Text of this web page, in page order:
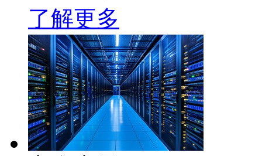
了解更多